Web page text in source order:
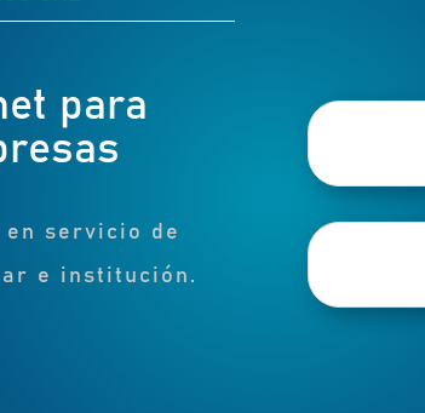
para
servicio de
e institución.